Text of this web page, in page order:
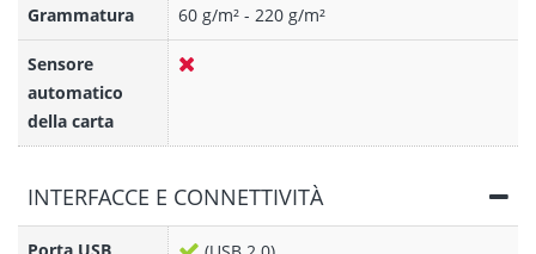
Grammatura 60 g/m² - 220 g/m²
Sensore
automatico
della carta
INTERFACCE E CONNETTIVITÀ